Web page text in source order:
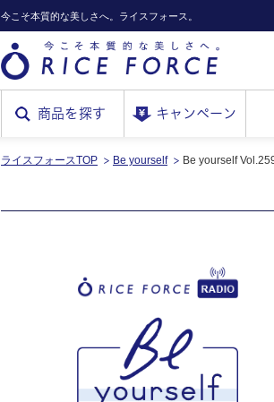
今こそ本質的な美しさへ。ライスフォース。
RICE
商品を探す キャンペーン
ライスフォースTOP Be yourself Be yourself